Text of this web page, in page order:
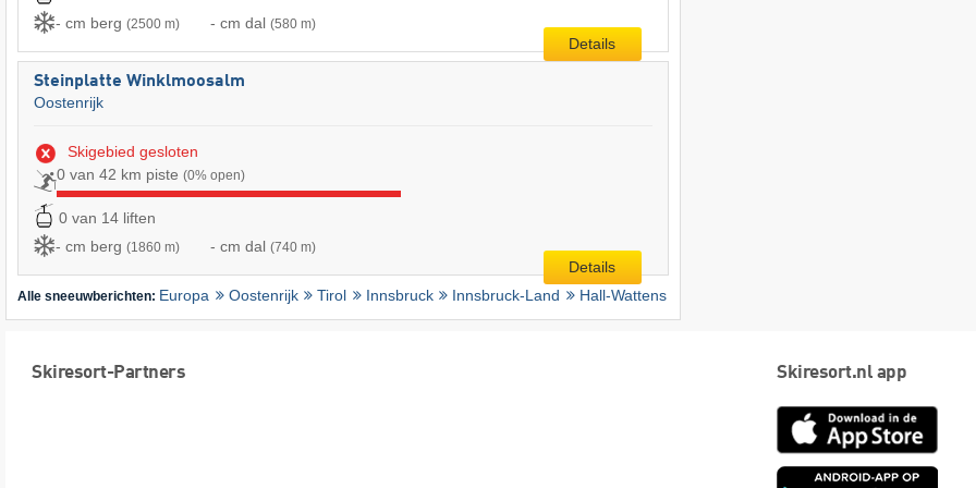
- cm berg (2500 m) - cm dal (580 m)
Details
Steinplatte Winklmoosalm
Oostenrijk
Skigebied gesloten
0 van 42 km piste (0% open)
0 van 14 liften
- cm berg (1860 m) - cm dal (740 m)
Details
Alle sneeuwberichten: Europa Oostenrijk Tirol Innsbruck Innsbruck-Land Hall-Wattens
Skiresort-Partners Skiresort.nl app
App